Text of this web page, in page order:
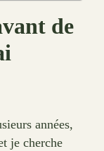
de
années,
je cherche